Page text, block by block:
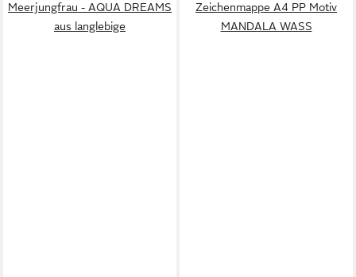
Meerjungfrau - AQUA DREAMS
aus langlebige
Zeichenmappe A4 PP Motiv
MANDALA WASS